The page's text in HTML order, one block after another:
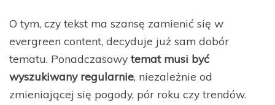
O tym, czy tekst ma szansę zamienić się w
evergreen content, decyduje już sam dobór
tematu. Ponadczasowy temat musi być
wyszukiwany regularnie, niezależnie od
zmieniającej się pogody, pór roku czy trendów.